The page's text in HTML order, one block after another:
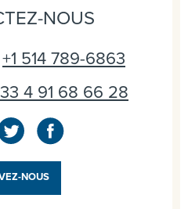
NOUS
+1 514 789-6863
4 91 68 66 28
NOUS